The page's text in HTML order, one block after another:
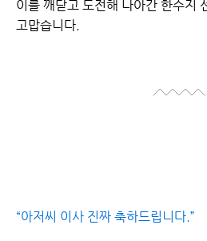
이를 깨닫고 도전해 나아간 한수지
고맙습니다.
“아저씨 이사 진짜 축하드립니다.”